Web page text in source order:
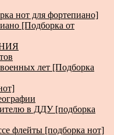
нот для фортепиано]
[Подборка от
лет [Подборка
в ДДУ [подборка
флейты [подборка нот]